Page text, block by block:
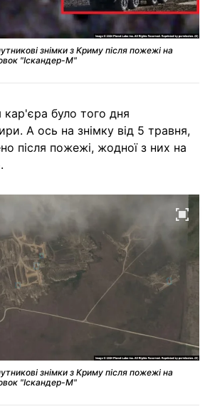
знімки з Криму після пожежі на
"Іскандер-М"
було того дня
А ось на знімку від 5 травня,
після пожежі, жодної з них на
знімки з Криму після пожежі на
"Іскандер-М"